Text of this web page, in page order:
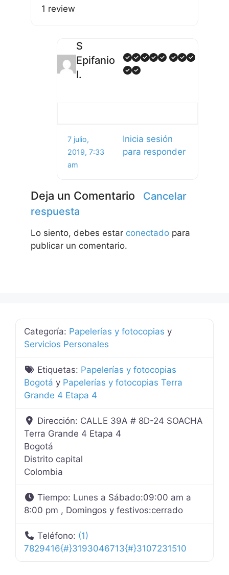
1 review
S
Epifanio
I.
7 julio,
2019, 7:33
am
Inicia sesión
para responder
Deja un Comentario
Cancelar
respuesta
Lo siento, debes estar conectado para
publicar un comentario.
Categoría: Papelerías y fotocopias y
Servicios Personales
Etiquetas: Papelerías y fotocopias
Bogotá y Papelerías y fotocopias Terra
Grande 4 Etapa 4
Dirección: CALLE 39A # 8D-24 SOACHA
Terra Grande 4 Etapa 4
Bogotá
Distrito capital
Colombia
Tiempo: Lunes a Sábado:09:00 am a
8:00 pm , Domingos y festivos:cerrado
Teléfono: (1)
7829416{#}3193046713{#}3107231510